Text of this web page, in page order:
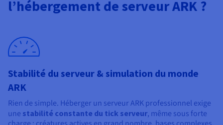
Tarifs
Roadmap & Changelog
Observabilité
Roadmap & Changelog
Roadmap & Changelog
Roadmap & Changelog
Roadmap & Changelog
l’hébergement de serveur ARK ?
Stabilité du serveur & simulation du monde
ARK
Rien de simple. Héberger un serveur ARK professionnel exige
une stabilité constante du tick serveur, même sous forte